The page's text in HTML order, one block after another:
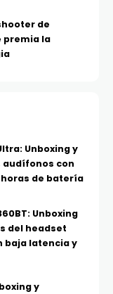
de
premia la
Unboxing y
con
horas de batería
Unboxing
del headset
baja latencia y
y